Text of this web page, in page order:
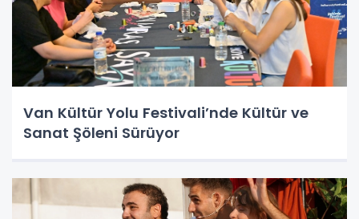
Van Kültür Yolu Festivali’nde Kültür ve
Sanat Şöleni Sürüyor